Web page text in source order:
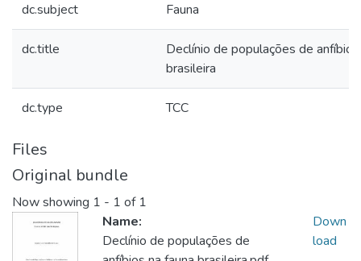
dc.subject Fauna
dc.title
Declínio de populações de
brasileira
dc.type TCC
Files
Original bundle
Now showing 1 - 1 of 1
Name:
Declínio de populações de
Down
load